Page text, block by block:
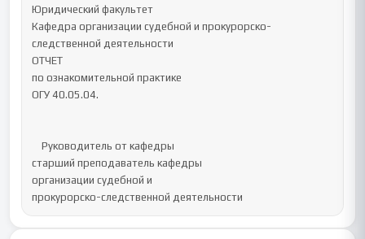
Юридический факультет
Кафедра организации судебной и прокурорско-
следственной деятельности
ОТЧЕТ
по ознакомительной практике
ОГУ 40.05.04.
    Руководитель от кафедры
старший преподаватель кафедры
организации судебной и
прокурорско-следственной деятельности